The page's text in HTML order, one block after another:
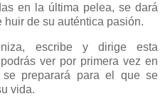
en la última pelea, se dará
de su auténtica pasión.
escribe y dirige esta
ver por primera vez en
preparará para el que se
vida.